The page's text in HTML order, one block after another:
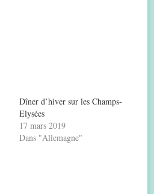
Dîner d’hiver sur les Champs-
Elysées
17 mars 2019
Dans "Allemagne"